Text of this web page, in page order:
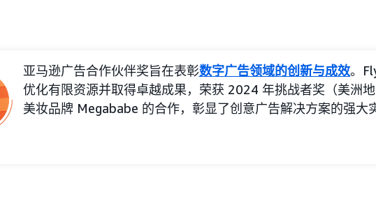
亚马逊广告合作伙伴奖旨在表彰数字广告领域的创新与成效。
优化有限资源并取得卓越成果，荣获 2024 年挑战者奖（美洲
美妆品牌 Megababe 的合作，彰显了创意广告解决方案的强大